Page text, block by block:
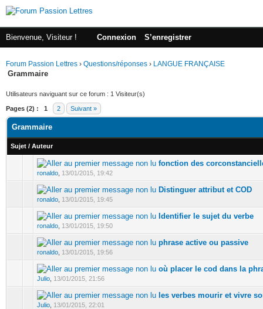
Bienvenue, Visiteur ! Connexion S’enregistrer
Forum Passion Lettres › Questions/réponses › LANGUE FRANÇAISE
Grammaire
Utilisateurs naviguant sur ce forum : 1 Visiteur(s)
Pages (2) : 1 2 Suivant »
Grammaire
Sujet / Auteur
fonction des
ronaldo 13/01/2015, 19:42
Distinguer attribut et COD
ronaldo 13/01/2015, 19:45
Identifier le sujet du verbe
ronaldo 13/01/2015, 19:50
phrase active ou passive
ronaldo 13/01/2015, 19:56
où placer le cod dans la
Julio 13/01/2015, 21:56
les verbes mourir et vivre
Julio 13/01/2015, 22:01